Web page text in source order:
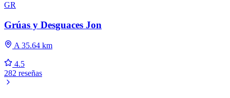
GR
Grúas y Desguaces Jon
A 35.64 km
4.5
282 reseñas